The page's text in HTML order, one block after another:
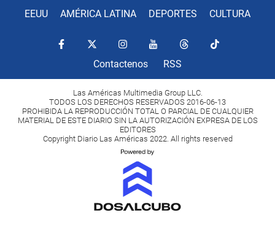
EEUU AMÉRICA LATINA DEPORTES CULTURA
Contactenos RSS
Las Américas Multimedia Group LLC.
TODOS LOS DERECHOS RESERVADOS 2016-06-13
PROHIBIDA LA REPRODUCCIÓN TOTAL O PARCIAL DE CUALQUIER
MATERIAL DE ESTE DIARIO SIN LA AUTORIZACIÓN EXPRESA DE LOS
EDITORES
Copyright Diario Las Américas 2022. All rights reserved